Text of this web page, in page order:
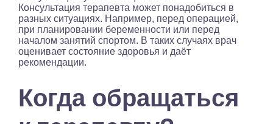
Консультация терапевта может понадобиться в
разных ситуациях. Например, перед операцией,
при планировании беременности или перед
началом занятий спортом. В таких случаях врач
оценивает состояние здоровья и даёт
рекомендации.
Когда обращаться